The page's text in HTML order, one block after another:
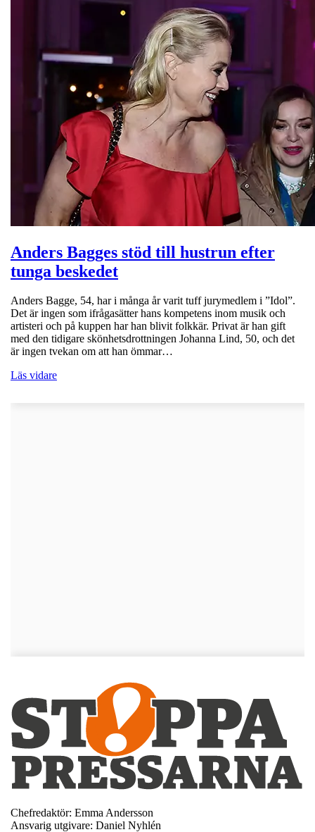
Anders Bagges stöd till hustrun efter
tunga beskedet
Anders Bagge, 54, har i många år varit tuff jurymedlem i ”Idol”.
Det är ingen som ifrågasätter hans kompetens inom musik och
artisteri och på kuppen har han blivit folkkär. Privat är han gift
med den tidigare skönhetsdrottningen Johanna Lind, 50, och det
är ingen tvekan om att han ömmar…
Läs vidare
Chefredaktör: Emma Andersson
Ansvarig utgivare: Daniel Nyhlén